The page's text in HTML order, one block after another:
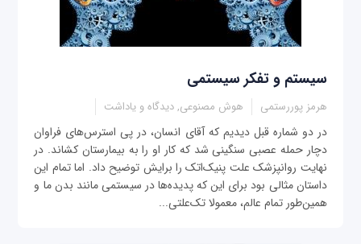
سیستم و تفکر سیستمی
هرمز پوررستمی هوش مصنوعی, دیدگاه و یاداشت
در دو شماره قبل دیدیم که آقای انسان، در پی استرس‌های فراوان
دچار حمله عصبی سنگینی شد که کار او را به بیمارستان کشاند. در
نهایت روانپزشک علت پنیک‌اتک را برایش توضیح داد. اما تمام این
داستان مثالی بود برای این که پدیده‌ها در سیستمی مانند بدن ما و
همین‌طور تمام عالم، معمولا تک‌علتی...